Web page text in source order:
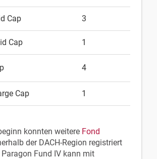
Cap 3
Cap 1
4
Cap 1
konnten weitere Fond
der DACH-Region registriert
Paragon Fund IV kann mit